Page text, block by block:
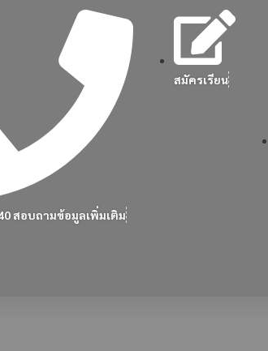
สอบถามข้อมูลเพิ่มเติม
สมัครเรียน